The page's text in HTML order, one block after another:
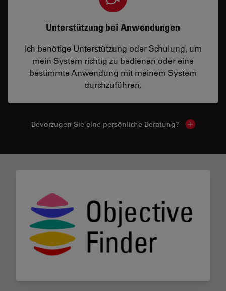
Unterstützung bei Anwendungen
Ich benötige Unterstützung oder Schulung, um
mein System richtig zu bedienen oder eine
bestimmte Anwendung mit meinem System
durchzuführen.
Bevorzugen Sie eine persönliche Beratung? Show